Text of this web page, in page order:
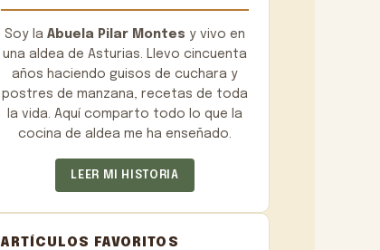
Soy la Abuela Pilar Montes y vivo en
una aldea de Asturias. Llevo cincuenta
años haciendo guisos de cuchara y
postres de manzana, recetas de toda
la vida. Aquí comparto todo lo que la
cocina de aldea me ha enseñado.
LEER MI HISTORIA
ARTÍCULOS FAVORITOS